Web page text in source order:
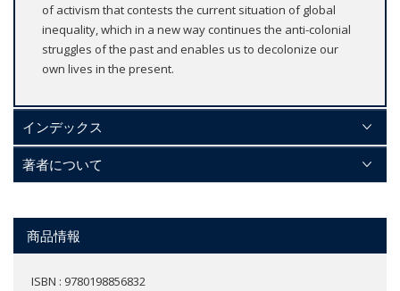
of activism that contests the current situation of global
inequality, which in a new way continues the anti-colonial
struggles of the past and enables us to decolonize our
own lives in the present.
インデックス
著者について
商品情報
ISBN : 9780198856832